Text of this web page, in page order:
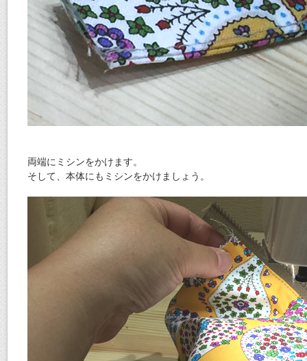
両端にミシンをかけます。
そして、本体にもミシンをかけましょう。